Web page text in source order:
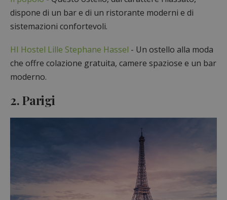
dispone di un bar e di un ristorante moderni e di
sistemazioni confortevoli.
HI Hostel Lille Stephane Hassel - Un ostello alla moda
che offre colazione gratuita, camere spaziose e un bar
moderno.
2. Parigi